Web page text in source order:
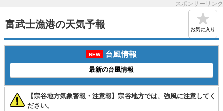
スポンサーリンク
富武士漁港の天気予報 お気に入り
NEW 台風情報
最新の台風情報
【宗谷地方気象警報・注意報】宗谷地方では、強風に注意してく
ださい。